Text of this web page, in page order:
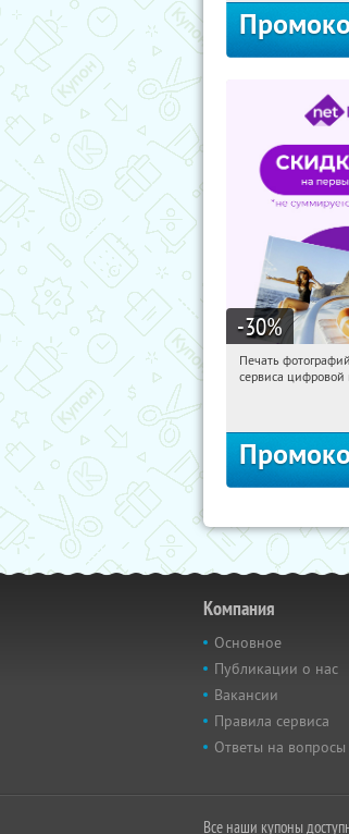
-30%
04:40:32
Печать
сервиса
Компания
Основное
Публикации о нас
Вакансии
Правила сервиса
Ответы на вопросы
Все наши купоны